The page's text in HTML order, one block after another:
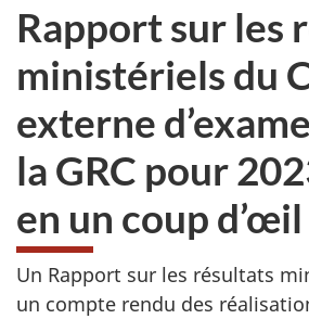
Rapport sur les
ministériels du
externe
la GRC pour
en un coup d’œil
Un Rapport sur les résultats
un compte rendu des